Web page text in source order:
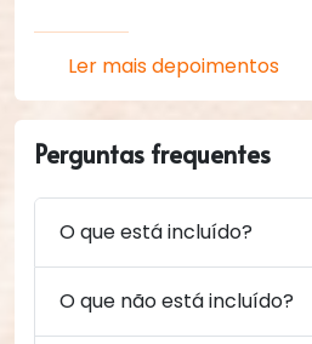
Ler mais depoimentos
Perguntas frequentes
O que está incluído?
O que não está incluído?